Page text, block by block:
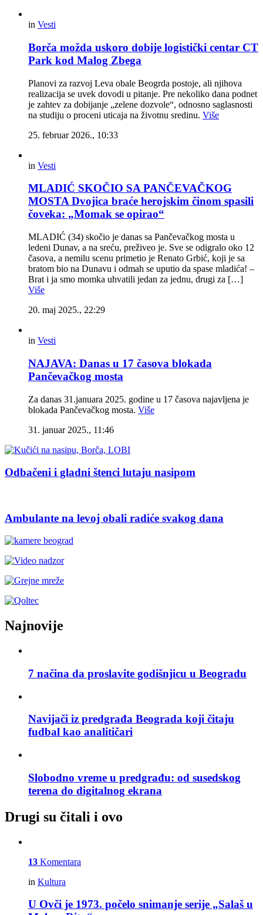
in Vesti
Borča možda uskoro dobije logistički centar CT
Park kod Malog Zbega
Planovi za razvoj Leva obale Beogrda postoje, ali njihova
realizacija se uvek dovodi u pitanje. Pre nekoliko dana podnet
je zahtev za dobijanje „zelene dozvole“, odnosno saglasnosti
na studiju o proceni uticaja na životnu sredinu. Više
25. februar 2026., 10:33
in Vesti
MLADIĆ SKOČIO SA PANČEVAČKOG
MOSTA Dvojica braće herojskim činom spasili
čoveka: „Momak se opirao“
MLADIĆ (34) skočio je danas sa Pančevačkog mosta u
ledeni Dunav, a na sreću, preživeo je. Sve se odigralo oko 12
časova, a nemilu scenu primetio je Renato Grbić, koji je sa
bratom bio na Dunavu i odmah se uputio da spase mladića! –
Brat i ja smo momka uhvatili jedan za jednu, drugi za […]
Više
20. maj 2025., 22:29
in Vesti
NAJAVA: Danas u 17 časova blokada
Pančevačkog mosta
Za danas 31.januara 2025. godine u 17 časova najavljena je
blokada Pančevačkog mosta. Više
31. januar 2025., 11:46
Odbačeni i gladni štenci lutaju nasipom
Ambulante na levoj obali radiće svakog dana
Najnovije
7 načina da proslavite godišnjicu u Beogradu
Navijači iz predgrađa Beograda koji čitaju
fudbal kao analitičari
Slobodno vreme u predgrađu: od susedskog
terena do digitalnog ekrana
Drugi su čitali i ovo
13 Komentara
in Kultura
U Ovči je 1973. počelo snimanje serije „Salaš u